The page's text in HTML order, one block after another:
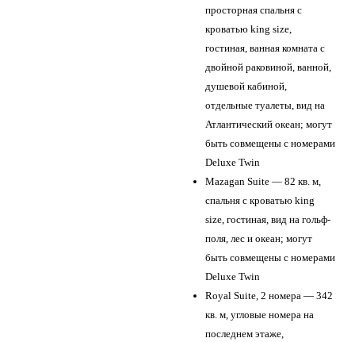
просторная спальня с
кроватью king size,
гостиная, ванная комната с
двойной раковиной, ванной,
душевой кабиной,
отдельные туалеты, вид на
Атлантический океан; могут
быть совмещены с номерами
Deluxe Twin
Mazagan Suite — 82 кв. м,
спальня с кроватью king
size, гостиная, вид на гольф-
поля, лес и океан; могут
быть совмещены с номерами
Deluxe Twin
Royal Suite, 2 номера — 342
кв. м, угловые номера на
последнем этаже,